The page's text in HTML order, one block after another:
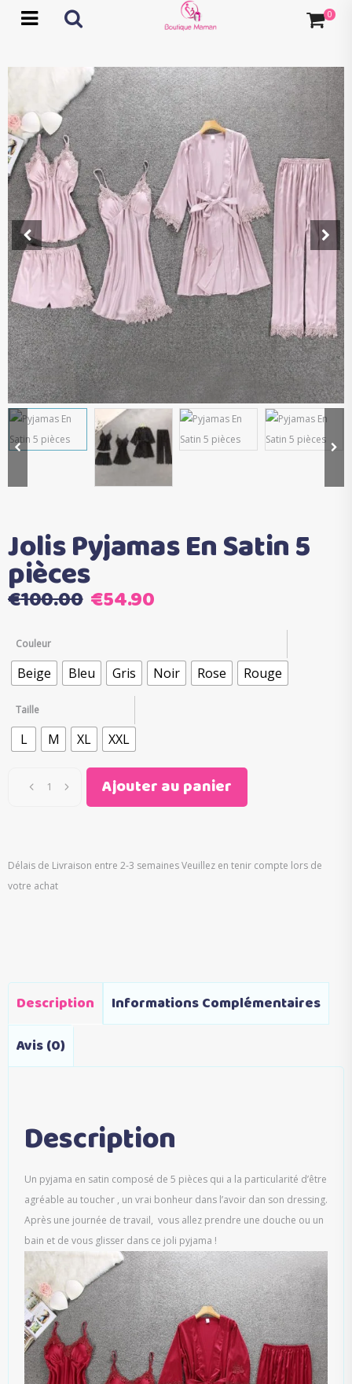
Jolis Pyjamas En Satin 5
pièces
€100.00 Le
était :
€100.00.
€54.90Le
est :
€54.90.
Couleur
Beige Bleu Gris Noir Rose Rouge
Taille
L M XL XXL
Ajouter au panier
Délais de Livraison entre 2-3 semaines Veuillez en tenir compte lors de
votre achat
Description
Informations Complémentaires
Avis (0)
Description
Un pyjama en satin composé de 5 pièces qui a la particularité d’être
agréable au toucher , un vrai bonheur dans l’avoir dan son dressing.
Après une journée de travail, vous allez prendre une douche ou un
bain et de vous glisser dans ce joli pyjama !